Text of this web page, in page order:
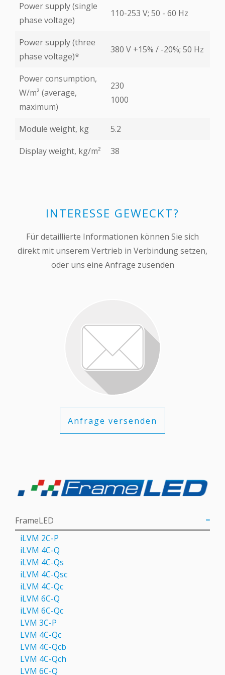
Power supply (single
phase voltage)
110-253 V; 50 - 60 Hz
Power supply (three
phase voltage)*
380 V +15% / -20%; 50 Hz
Power consumption,
W/m² (average,
maximum)
230
1000
Module weight, kg
5.2
Display weight, kg/m²
38
INTERESSE GEWECKT?
Für detaillierte Informationen können Sie sich
direkt mit unserem Vertrieb in Verbindung setzen,
oder uns eine Anfrage zusenden
Anfrage versenden
FrameLED
iLVM 2C-P
iLVM 4C-Q
iLVM 4C-Qs
iLVM 4C-Qsс
iLVM 4C-Qс
iLVM 6C-Q
iLVM 6C-Qc
LVM 3C-P
LVM 4С-Qc
LVM 4С-Qcb
LVM 4С-Qch
LVM 6C-Q